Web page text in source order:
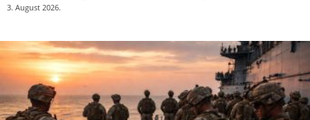
3. August 2026.